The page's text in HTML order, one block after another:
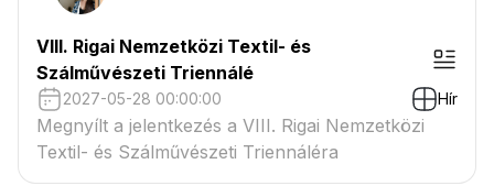
VIII. Rigai Nemzetközi Textil- és
Szálművészeti Triennálé
2027-05-28 00:00:00 Hír
Megnyílt a jelentkezés a VIII. Rigai Nemzetközi
Textil- és Szálművészeti Triennáléra